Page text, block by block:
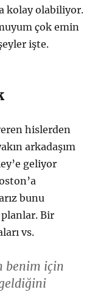
kolay olabiliyor.
çok emin
işte.
hislerden
arkadaşım
geliyor
bunu
Bir
vs.
benim için